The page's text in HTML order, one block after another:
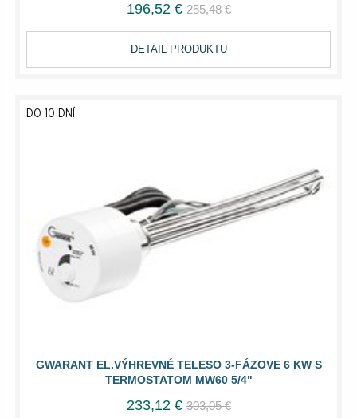
196,52 € 255,48 €
DETAIL PRODUKTU
GWARANT EL.VÝHREVNÉ TELESO 3-FÁZOVE 6 KW S
TERMOSTATOM MW60 5/4"
DO 10 DNÍ
233,12 € 303,05 €